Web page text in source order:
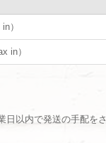
）
in）
日以内で発送の手配をさ